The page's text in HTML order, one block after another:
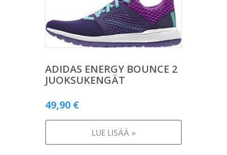
ADIDAS ENERGY BOUNCE 2
JUOKSUKENGÄT
49,90 €
LUE LISÄÄ »